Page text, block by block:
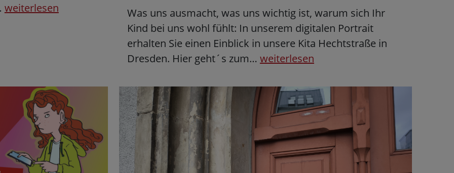
weiterlesen
Was uns ausmacht, was uns wichtig ist, warum sich Ihr
Kind bei uns wohl fühlt: In unserem digitalen Portrait
erhalten Sie einen Einblick in unsere Kita Hechtstraße in
Dresden. Hier geht´s zum… weiterlesen